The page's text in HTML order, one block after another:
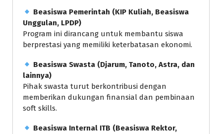
Beasiswa Pemerintah (KIP Kuliah, Beasiswa
Unggulan, LPDP)
Program ini dirancang untuk membantu siswa
berprestasi yang memiliki keterbatasan ekonomi.
Beasiswa Swasta (Djarum, Tanoto, Astra, dan
lainnya)
Pihak swasta turut berkontribusi dengan
memberikan dukungan finansial dan pembinaan
soft skills.
Beasiswa Internal ITB (Beasiswa Rektor,